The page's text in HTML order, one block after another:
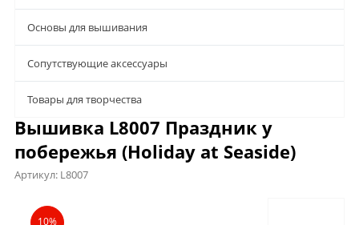
Основы для вышивания
Сопутствующие аксессуары
Товары для творчества
Вышивка L8007 Праздник у
побережья (Holiday at Seaside)
Артикул: L8007
Описание
10%